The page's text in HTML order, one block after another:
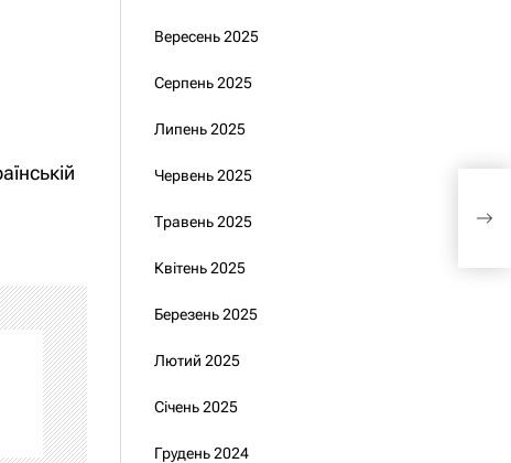
Вересень 2025
Серпень 2025
Липень 2025
Червень 2025
Травень 2025
Квітень 2025
Березень 2025
Лютий 2025
Січень 2025
Грудень 2024